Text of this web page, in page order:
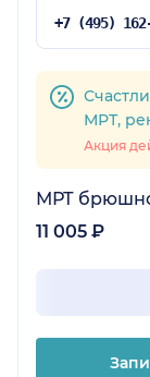
МРТ,
Акция
МРТ
11 005 ₽